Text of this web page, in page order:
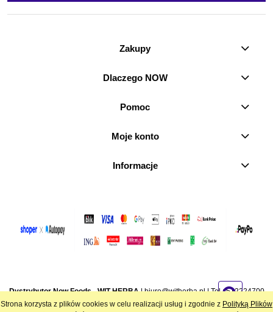
Strona korzysta z plików cookies w celu realizacji usług i zgodnie z Polityką Plików
Zakupy
Dlaczego NOW
Pomoc
Moje konto
Informacje
Dystrybutor Now Foods - WIT-HERBA|biuro@witherba.pl| Tel.:512224700
| NIP: 7282846756 | REGON: 386970179 | Stara Wieś 21, 95-080 Żeromin